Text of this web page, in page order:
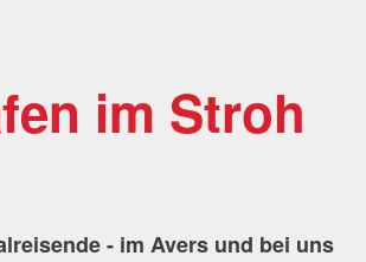
im Stroh
- im Avers und bei uns